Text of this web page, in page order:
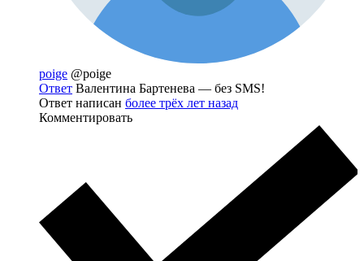
poige @poige
Ответ Валентина Бартенева — без SMS!
Ответ написан более трёх лет назад
Комментировать